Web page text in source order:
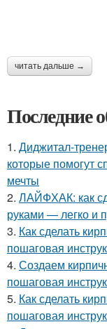
читать дальше →
Последние
1. Диджитал-
которые помогут
мечты
2. ЛАЙФХАК: как
руками — легко и
3. Как сделать
пошаговая
4. Создаем
пошаговая
5. Как сделать
пошаговая